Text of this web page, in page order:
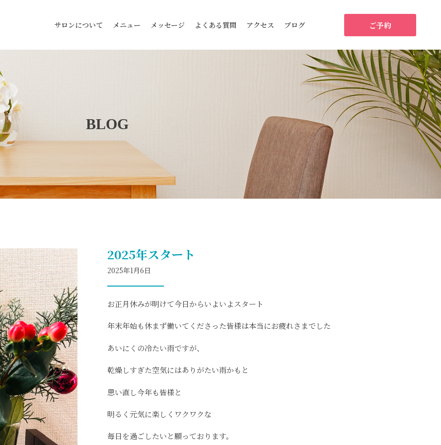
サロンについて メニュー メッセージ よくある質問 アクセス ブログ ご予約
BLOG
2025年スタート
2025年1月6日
お正月休みが明けて今日からいよいよスタート
年末年始も休まず働いてくださった皆様は本当にお疲れさまでした
あいにくの冷たい雨ですが、
乾燥しすぎた空気にはありがたい雨かもと
思い直し今年も皆様と
明るく元気に楽しくワクワクな
毎日を過ごしたいと願っております。